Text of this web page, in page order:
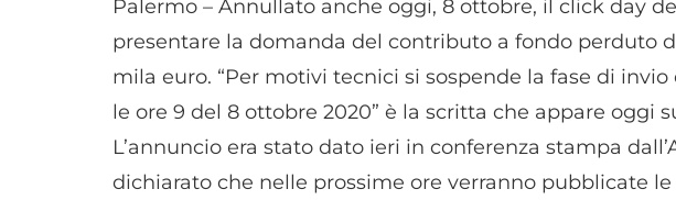
Palermo – Annullato anche oggi, 8 ottobre, il click day
presentare la domanda del contributo a fondo perduto
mila euro. “Per motivi tecnici si sospende la fase di
le ore 9 del 8 ottobre 2020” è la scritta che appare oggi
L’annuncio era stato dato ieri in conferenza stampa
dichiarato che nelle prossime ore verranno pubblicate